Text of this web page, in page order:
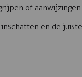
of aanwijzingen
en de juiste